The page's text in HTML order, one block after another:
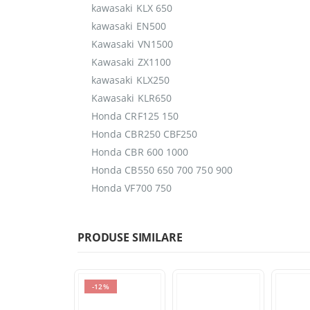
kawasaki KLX 650
kawasaki EN500
Kawasaki VN1500
Kawasaki ZX1100
kawasaki KLX250
Kawasaki KLR650
Honda CRF125 150
Honda CBR250 CBF250
Honda CBR 600 1000
Honda CB550 650 700 750 900
Honda VF700 750
PRODUSE SIMILARE
-12%